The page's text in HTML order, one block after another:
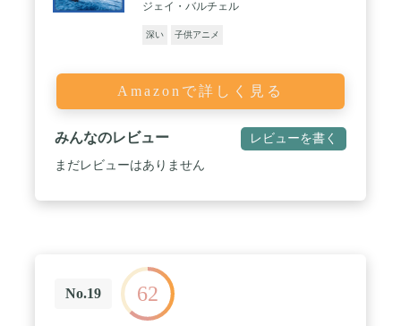
ジェイ・バルチェル
深い 子供アニメ
Amazonで詳しく見る
みんなのレビュー レビューを書く
まだレビューはありません
No.19 62